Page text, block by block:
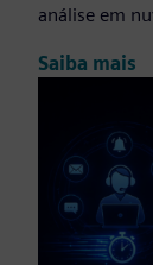
análise em
Saiba mais